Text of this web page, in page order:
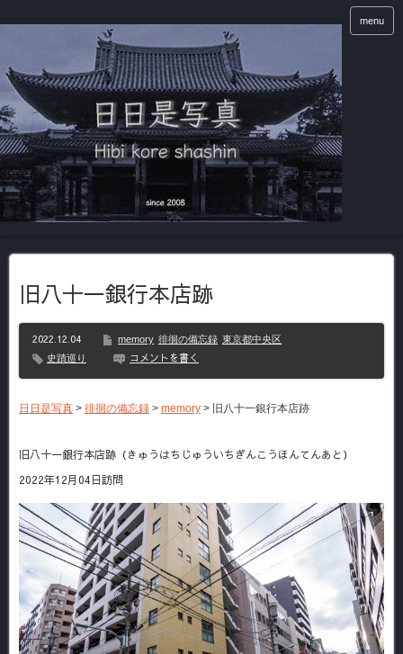
menu
旧八十一銀行本店跡
2022.12.04 memory 徘徊の備忘録 東京都中央区
史蹟巡り
コメントを書く
日日是写真 > 徘徊の備忘録 > memory > 旧八十一銀行本店跡
旧八十一銀行本店跡（きゅうはちじゅういちぎんこうほんてんあと）
2022年12月04日訪問